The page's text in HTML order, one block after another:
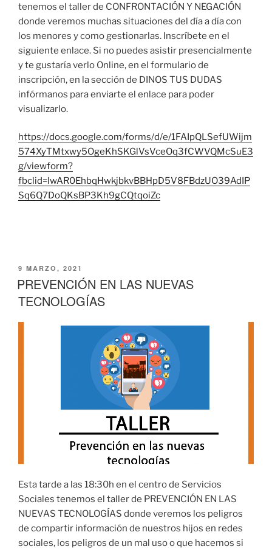
tenemos el taller de CONFRONTACIÓN Y NEGACIÓN
donde veremos muchas situaciones del día a día con
los menores y como gestionarlas. Inscríbete en el
siguiente enlace. Si no puedes asistir presencialmente
y te gustaría verlo Online, en el formulario de
inscripción, en la sección de DINOS TUS DUDAS
infórmanos para enviarte el enlace para poder
visualizarlo.
https://docs.google.com/forms/d/e/1FAIpQLSefUWijm
574XyTMtxwy5OgeKhSKGlVsVceOq3fCWVQMcSuE3
g/viewform?
fbclid=IwAR0EhbqHwkjbkvBBHpD5V8FBdzUO39AdIP
Sq6Q7DoQKsBP3Kh9gCQtqoiZc
PUBLICADO
EL
9 MARZO, 2021
PREVENCIÓN EN LAS NUEVAS
TECNOLOGÍAS
Esta tarde a las 18:30h en el centro de Servicios
Sociales tenemos el taller de PREVENCIÓN EN LAS
NUEVAS TECNOLOGÍAS donde veremos los peligros
de compartir información de nuestros hijos en redes
sociales, los peligros de un mal uso o que hacemos si